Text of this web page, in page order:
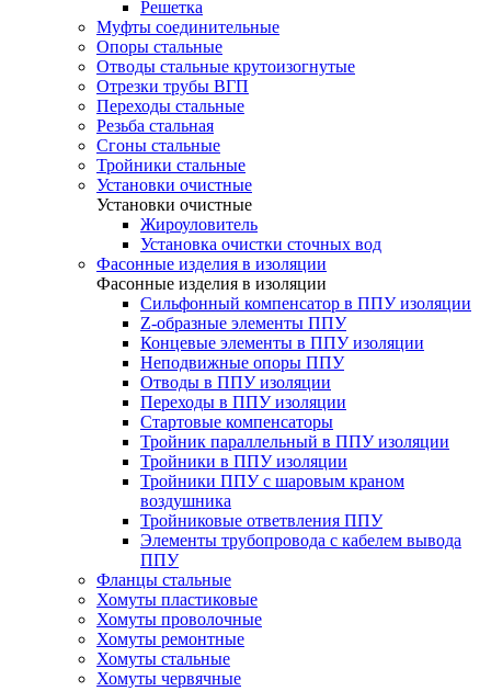
Решетка
Муфты соединительные
Опоры стальные
Отводы стальные крутоизогнутые
Отрезки трубы ВГП
Переходы стальные
Резьба стальная
Сгоны стальные
Тройники стальные
Установки очистные
Установки очистные
Жироуловитель
Установка очистки сточных вод
Фасонные изделия в изоляции
Фасонные изделия в изоляции
Cильфонный компенсатор в ППУ изоляции
Z-образные элементы ППУ
Концевые элементы в ППУ изоляции
Неподвижные опоры ППУ
Отводы в ППУ изоляции
Переходы в ППУ изоляции
Стартовые компенсаторы
Тройник параллельный в ППУ изоляции
Тройники в ППУ изоляции
Тройники ППУ с шаровым краном
воздушника
Тройниковые ответвления ППУ
Элементы трубопровода с кабелем вывода
ППУ
Фланцы стальные
Хомуты пластиковые
Хомуты проволочные
Хомуты ремонтные
Хомуты стальные
Хомуты червячные